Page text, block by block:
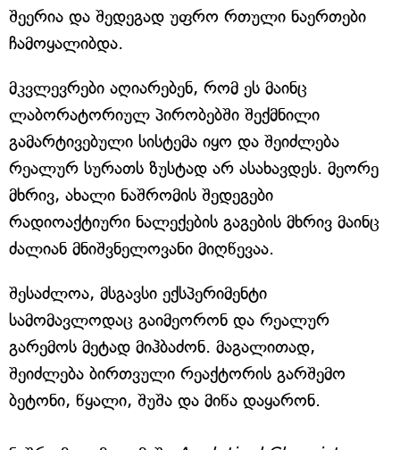
შეერია და შედეგად უფრო რთული ნაერთები
ჩამოყალიბდა.
მკვლევრები აღიარებენ, რომ ეს მაინც
ლაბორატორიულ პირობებში შექმნილი
გამარტივებული სისტემა იყო და შეიძლება
რეალურ სურათს ზუსტად არ ასახავდეს. მეორე
მხრივ, ახალი ნაშრომის შედეგები
რადიოაქტიური ნალექების გაგების მხრივ მაინც
ძალიან მნიშვნელოვანი მიღწევაა.
შესაძლოა, მსგავსი ექსპერიმენტი
სამომავლოდაც გაიმეორონ და რეალურ
გარემოს მეტად მიჰბაძონ. მაგალითად,
შეიძლება ბირთვული რეაქტორის გარშემო
ბეტონი, წყალი, შუშა და მიწა დაყარონ.